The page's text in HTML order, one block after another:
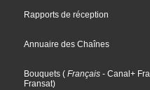
Rapports de réception
Annuaire des Chaînes
Bouquets ( Français - Canal+
Fransat)